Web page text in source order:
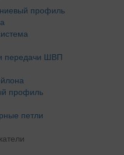
профиль
передачи ШВП
профиль
петли